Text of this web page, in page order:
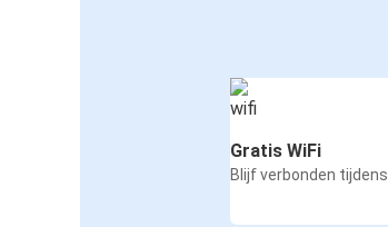
Gratis WiFi
Blijf verbonden